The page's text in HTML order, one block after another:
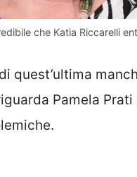
che Katia Riccarelli
quest’ultima
Pamela